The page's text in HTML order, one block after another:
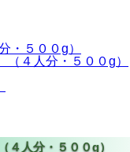
・５００g）
４人分・５００g）